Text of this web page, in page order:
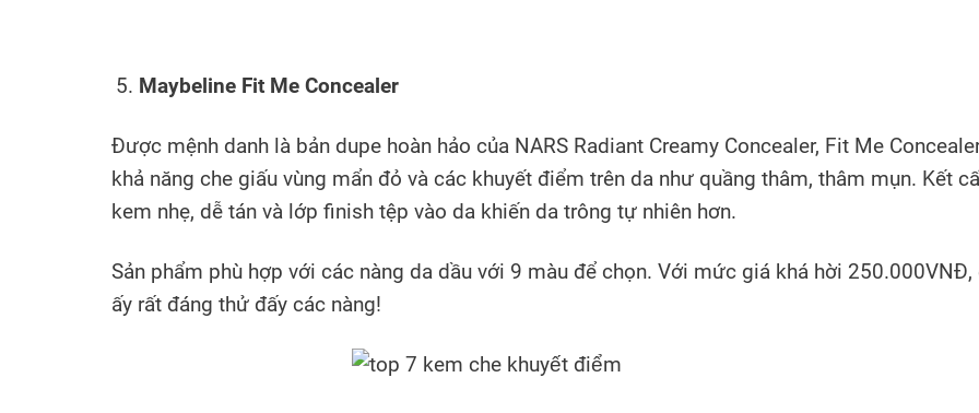
Maybeline Fit Me Concealer
Được mệnh danh là bản dupe hoàn hảo của NARS Radiant Creamy Concealer, Fit Me
khả năng che giấu vùng mẩn đỏ và các khuyết điểm trên da như quầng thâm, thâm mụn. Kết
kem nhẹ, dễ tán và lớp finish tệp vào da khiến da trông tự nhiên hơn.
Sản phẩm phù hợp với các nàng da dầu với 9 màu để chọn. Với mức giá khá hời 250.000VNĐ,
ấy rất đáng thử đấy các nàng!